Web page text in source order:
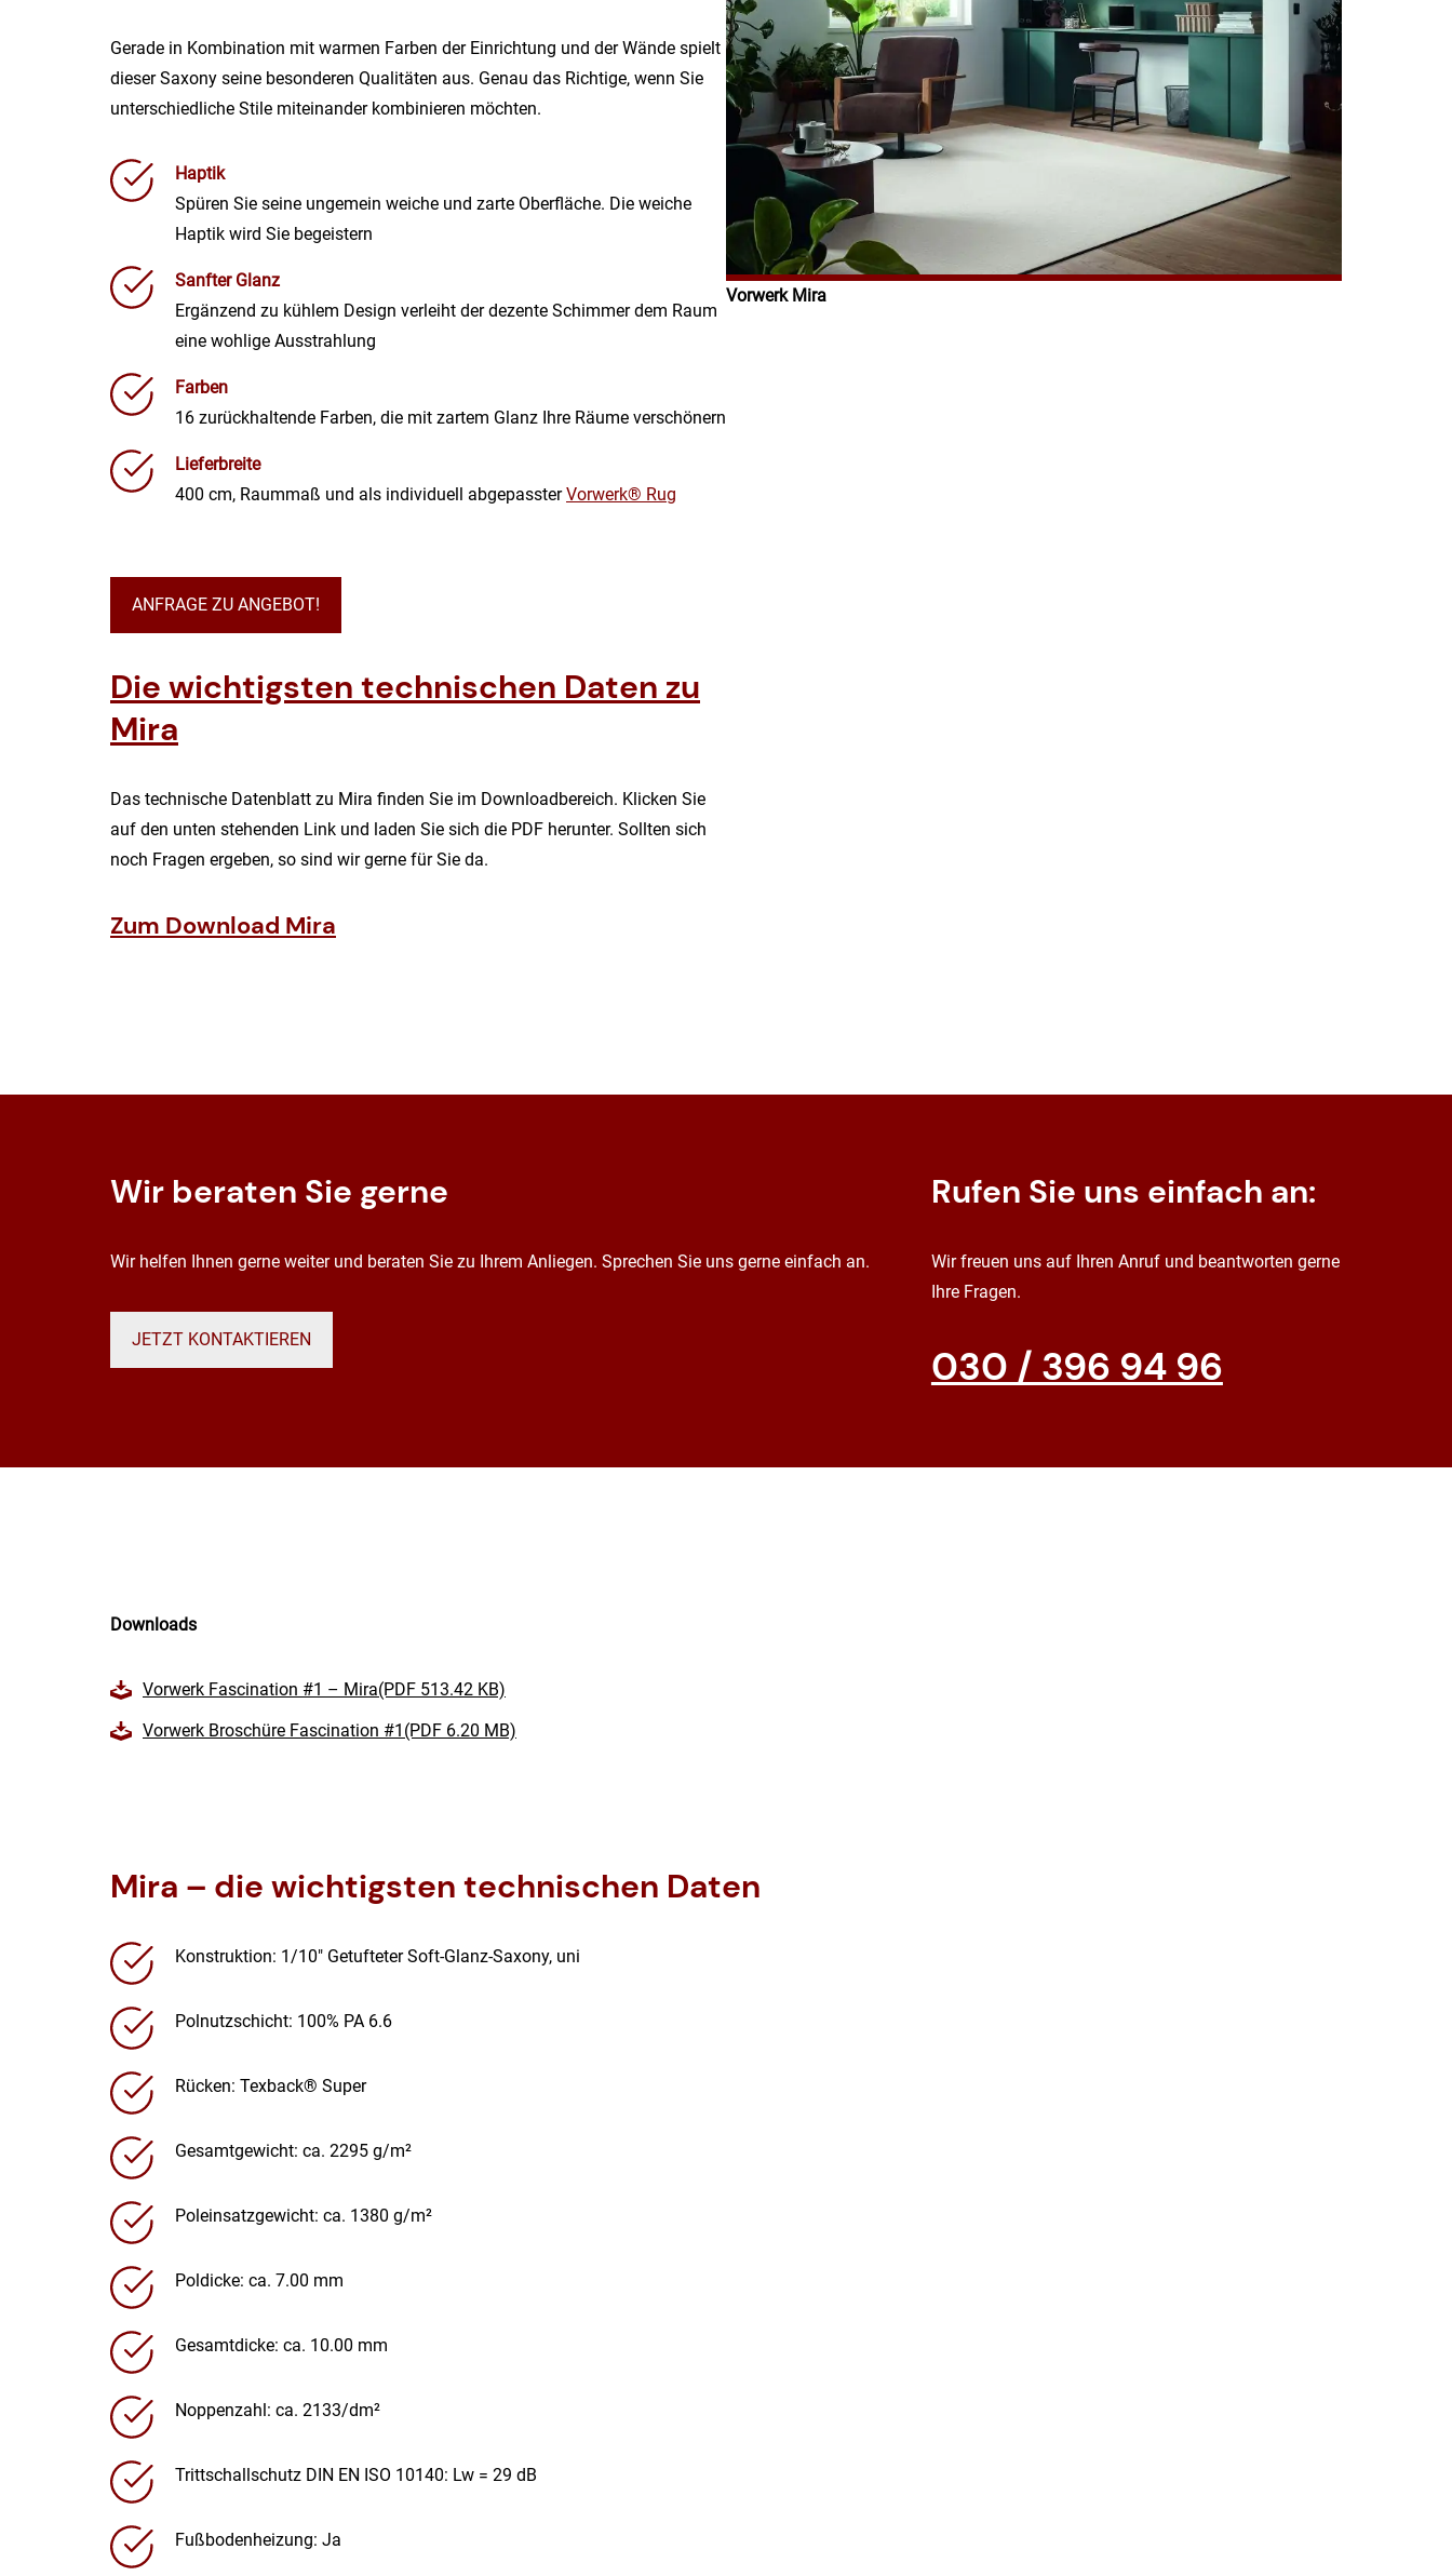
Gerade in Kombination mit warmen Farben der Einrichtung und der Wände spielt
dieser Saxony seine besonderen Qualitäten aus. Genau das Richtige, wenn Sie
unterschiedliche Stile miteinander kombinieren möchten.
Haptik
Spüren Sie seine ungemein weiche und zarte Oberfläche. Die weiche
Haptik wird Sie begeistern
Sanfter Glanz
Ergänzend zu kühlem Design verleiht der dezente Schimmer dem Raum
eine wohlige Ausstrahlung
Farben
16 zurückhaltende Farben, die mit zartem Glanz Ihre Räume verschönern
Lieferbreite
400 cm, Raummaß und als individuell abgepassterVorwerk® Rug
ANFRAGE ZU ANGEBOT!
Die wichtigsten technischen Daten zu
Mira
Das technische Datenblatt zu Mira finden Sie im Downloadbereich. Klicken Sie
auf den unten stehenden Link und laden Sie sich die PDF herunter. Sollten sich
noch Fragen ergeben, so sind wir gerne für Sie da.
Zum Download Mira
Vorwerk Mira
Wir beraten Sie gerne
Wir helfen Ihnen gerne weiter und beraten Sie zu Ihrem Anliegen. Sprechen Sie uns gerne einfach an.
JETZT KONTAKTIEREN
Rufen Sie uns einfach an:
Wir freuen uns auf Ihren Anruf und beantworten gerne
Ihre Fragen.
030 / 396 94 96
Downloads
Vorwerk Fascination #1 – Mira(PDF 513.42 KB)
Vorwerk Broschüre Fascination #1(PDF 6.20 MB)
Mira – die wichtigsten technischen Daten
Konstruktion: 1/10″ Getufteter Soft-Glanz-Saxony, uni
Polnutzschicht: 100% PA 6.6
Rücken: Texback® Super
Gesamtgewicht: ca. 2295 g/m²
Poleinsatzgewicht: ca. 1380 g/m²
Poldicke: ca. 7.00 mm
Gesamtdicke: ca. 10.00 mm
Noppenzahl: ca. 2133/dm²
Trittschallschutz DIN EN ISO 10140: Lw = 29 dB
Fußbodenheizung: Ja